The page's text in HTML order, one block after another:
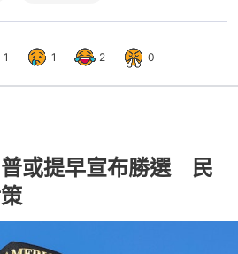
1 1 2 0
或提早宣布勝選 民